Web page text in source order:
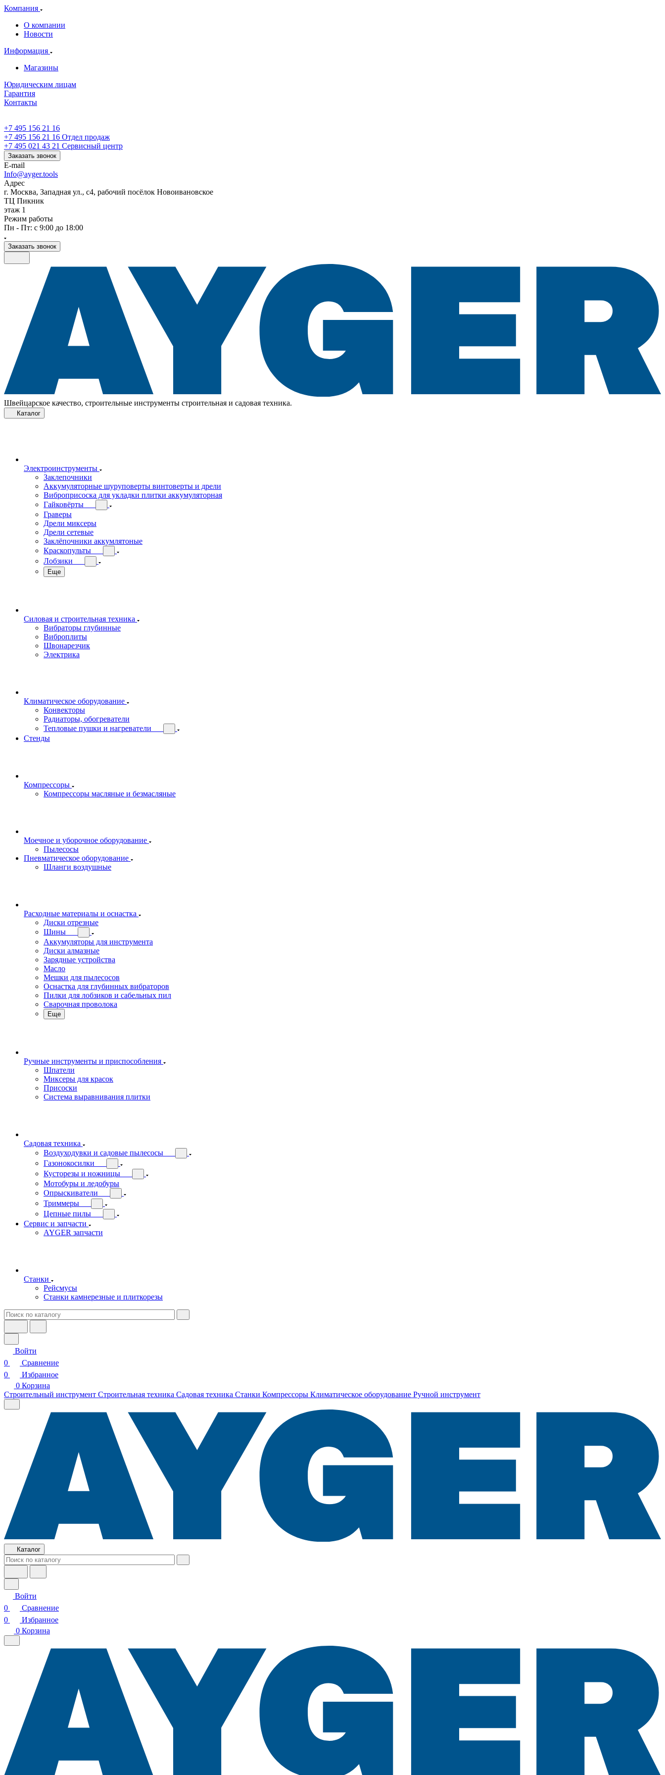
Компания
О компании
Новости
Информация
Магазины
Юридическим лицам
Гарантия
Контакты
+7 495 156 21 16
+7 495 156 21 16 Отдел продаж
+7 495 021 43 21 Cервисный центр
Заказать звонок
E-mail
Info@ayger.tools
Адрес
г. Москва, Западная ул., с4, рабочий посёлок Новоивановское
ТЦ Пикник
этаж 1
Режим работы
Пн - Пт: с 9:00 до 18:00
Заказать звонок
Швейцарское качество, строительные инструменты строительная и садовая техника.
Каталог
Электроинструменты
Заклепочники
Аккумуляторные шуруповерты винтоверты и дрели
Виброприсоска для укладки плитки аккумуляторная
Гайковёрты
Граверы
Дрели миксеры
Дрели сетевые
Заклёпочники аккумлятоные
Краскопульты
Лобзики
Еще
Силовая и строительная техника
Вибраторы глубинные
Виброплиты
Швонарезчик
Электрика
Климатическое оборудование
Конвекторы
Радиаторы, обогреватели
Тепловые пушки и нагреватели
Стенды
Компрессоры
Компрессоры масляные и безмасляные
Моечное и уборочное оборудование
Пылесосы
Пневматическое оборудование
Шланги воздушные
Расходные материалы и оснастка
Диски отрезные
Шины
Аккумуляторы для инструмента
Диски алмазные
Зарядные устройства
Масло
Мешки для пылесосов
Оснастка для глубинных вибраторов
Пилки для лобзиков и сабельных пил
Сварочная проволока
Еще
Ручные инструменты и приспособления
Шпатели
Миксеры для красок
Присоски
Система выравнивания плитки
Садовая техника
Воздуходувки и садовые пылесосы
Газонокосилки
Кусторезы и ножницы
Мотобуры и ледобуры
Опрыскиватели
Триммеры
Цепные пилы
Сервис и запчасти
AYGER запчасти
Станки
Рейсмусы
Станки камнерезные и плиткорезы
Войти
0
Сравнение
0
Избранное
0 Корзина
Строительный инструмент Строительная техника Садовая техника Станки Компрессоры Климатическое оборудование Ручной инструмент
Каталог
Войти
0
Сравнение
0
Избранное
0 Корзина